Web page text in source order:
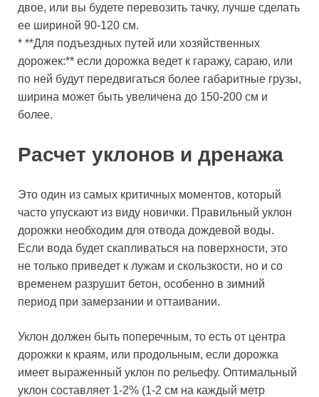
двое, или вы будете перевозить тачку, лучше сделать
ее шириной 90-120 см.
* **Для подъездных путей или хозяйственных
дорожек:** если дорожка ведет к гаражу, сараю, или
по ней будут передвигаться более габаритные грузы,
ширина может быть увеличена до 150-200 см и
более.
Расчет уклонов и дренажа
Это один из самых критичных моментов, который
часто упускают из виду новички. Правильный уклон
дорожки необходим для отвода дождевой воды.
Если вода будет скапливаться на поверхности, это
не только приведет к лужам и скользкости, но и со
временем разрушит бетон, особенно в зимний
период при замерзании и оттаивании.
Уклон должен быть поперечным, то есть от центра
дорожки к краям, или продольным, если дорожка
имеет выраженный уклон по рельефу. Оптимальный
уклон составляет 1-2% (1-2 см на каждый метр